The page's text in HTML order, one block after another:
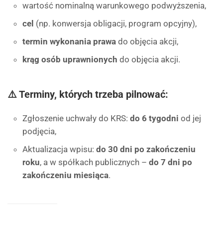
wartość nominalną warunkowego podwyższenia,
cel (np. konwersja obligacji, program opcyjny),
termin wykonania prawa do objęcia akcji,
krąg osób uprawnionych do objęcia akcji.
⚠️ Terminy, których trzeba pilnować:
Zgłoszenie uchwały do KRS: do 6 tygodni od jej
podjęcia,
Aktualizacja wpisu: do 30 dni po zakończeniu
roku, a w spółkach publicznych – do 7 dni po
zakończeniu miesiąca.